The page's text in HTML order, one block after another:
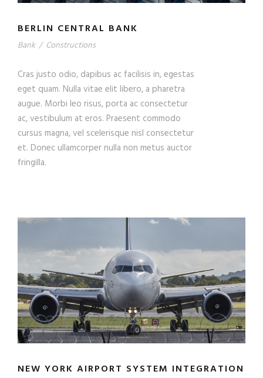
BERLIN CENTRAL BANK
Bank / Constructions
Cras justo odio, dapibus ac facilisis in, egestas
eget quam. Nulla vitae elit libero, a pharetra
augue. Morbi leo risus, porta ac consectetur
ac, vestibulum at eros. Praesent commodo
cursus magna, vel scelerisque nisl consectetur
et. Donec ullamcorper nulla non metus auctor
fringilla.
NEW YORK AIRPORT SYSTEM INTEGRATION